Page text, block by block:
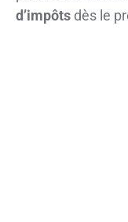
d’impôts dès le